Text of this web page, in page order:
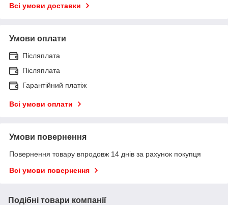
Всі умови доставки
Умови оплати
Післяплата
Післяплата
Гарантійний платіж
Всі умови оплати
Умови повернення
Повернення товару впродовж 14 днів за рахунок покупця
Всі умови повернення
Подібні товари компанії